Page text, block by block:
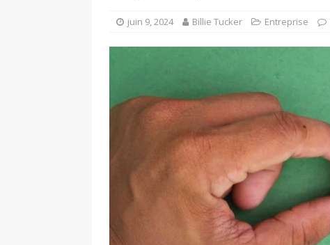
juin 9, 2024 Billie Tucker Entreprise